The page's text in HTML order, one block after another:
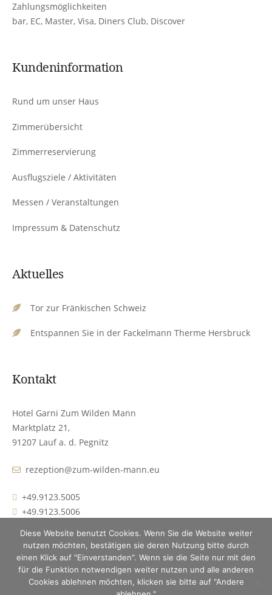
Zahlungsmöglichkeiten
bar, EC, Master, Visa, Diners Club, Discover
Kundeninformation
Rund um unser Haus
Zimmerübersicht
Zimmerreservierung
Ausflugsziele / Aktivitäten
Messen / Veranstaltungen
Impressum & Datenschutz
Aktuelles
Tor zur Fränkischen Schweiz
Entspannen Sie in der Fackelmann Therme Hersbruck
Kontakt
Hotel Garni Zum Wilden Mann
Marktplatz 21,
91207 Lauf a. d. Pegnitz
rezeption@zum-wilden-mann.eu
+49.9123.5005
+49.9123.5006
Impressum | Datenschutz
Diese Website benutzt Cookies. Wenn Sie die Website weiter
nutzen möchten, bestätigen sie deren Nutzung bitte durch
einen Klick auf "Einverstanden". Wenn sie die Seite nur mit den
für die Funktion notwendigen weiter nutzen und alle anderen
Cookies ablehnen möchten, klicken sie bitte auf "Andere